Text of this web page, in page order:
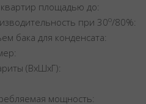
площадью до:
при 30o/80%:
бака для конденсата:
(ВхШхГ):
мощность: